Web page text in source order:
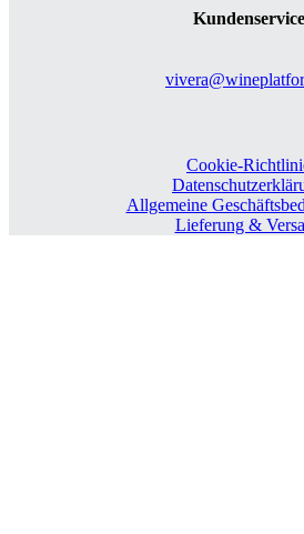
Kundenservice
Cookie-
Allgemeine
Lieferung &